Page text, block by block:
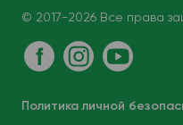
© 2017-2026 Все права
Политика личной